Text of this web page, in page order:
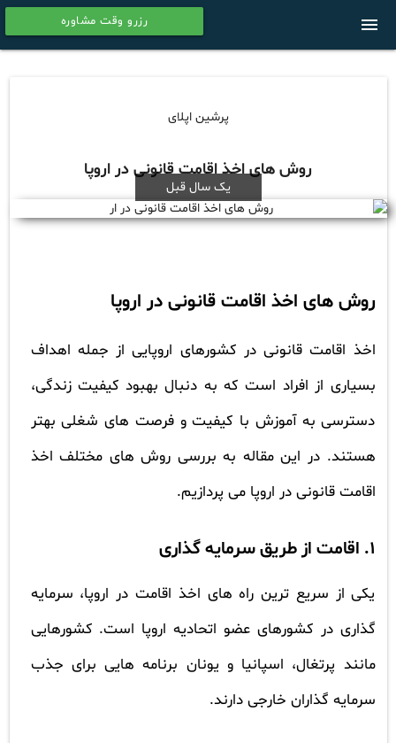
رزرو وقت مشاوره menu
پرشین اپلای
روش های اخذ اقامت قانونی در اروپا
یک سال قبل
روش های اخذ اقامت قانونی در اروپا
اخذ اقامت قانونی در کشورهای اروپایی از جمله اهداف
بسیاری از افراد است که به دنبال بهبود کیفیت زندگی،
دسترسی به آموزش با کیفیت و فرصت های شغلی بهتر
هستند. در این مقاله به بررسی روش های مختلف اخذ
اقامت قانونی در اروپا می پردازیم.
1. اقامت از طریق سرمایه گذاری
یکی از سریع ترین راه های اخذ اقامت در اروپا، سرمایه
گذاری در کشورهای عضو اتحادیه اروپا است. کشورهایی
مانند پرتغال، اسپانیا و یونان برنامه هایی برای جذب
سرمایه گذاران خارجی دارند.